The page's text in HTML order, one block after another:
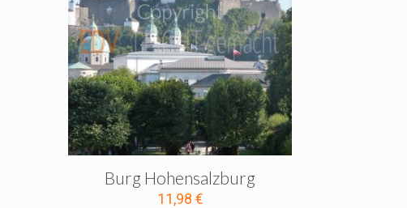
Burg Hohensalzburg
11,98 €